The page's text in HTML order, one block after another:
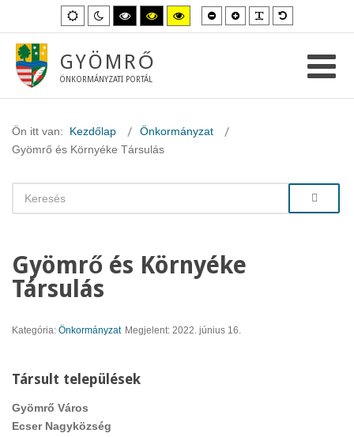
Alapértelmezett
mód
Éjszakai
mód
Magas
kontraszt
fekete-
mód.
Magas
kontraszt
fekete-
Magas
kontraszt
sárga-
Kisebb
betűméret
Nagyobb
betűméret
GYÖMRŐ
ÖNKORMÁNYZATI PORTÁL
Ön itt van: Kezdőlap
Önkormányzat
Gyömrő és Környéke Társulás
Gyömrő és Környéke
Társulás
Kategória: Önkormányzat Megjelent: 2022. június 16.
Társult települések
Gyömrő Város
Ecser Nagyközség